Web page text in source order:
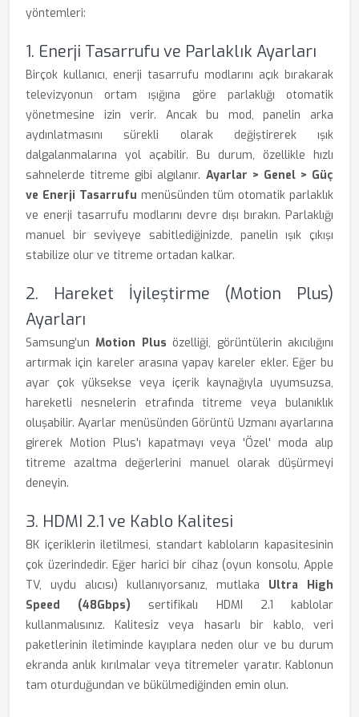
yöntemleri:
1. Enerji Tasarrufu ve Parlaklık Ayarları
Birçok kullanıcı, enerji tasarrufu modlarını açık bırakarak
televizyonun ortam ışığına göre parlaklığı otomatik
yönetmesine izin verir. Ancak bu mod, panelin arka
aydınlatmasını sürekli olarak değiştirerek ışık
dalgalanmalarına yol açabilir. Bu durum, özellikle hızlı
sahnelerde titreme gibi algılanır. Ayarlar > Genel > Güç
ve Enerji Tasarrufu menüsünden tüm otomatik parlaklık
ve enerji tasarrufu modlarını devre dışı bırakın. Parlaklığı
manuel bir seviyeye sabitlediğinizde, panelin ışık çıkışı
stabilize olur ve titreme ortadan kalkar.
2. Hareket İyileştirme (Motion Plus)
Ayarları
Samsung’unMotion Plus özelliği, görüntülerin akıcılığını
artırmak için kareler arasına yapay kareler ekler. Eğer bu
ayar çok yüksekse veya içerik kaynağıyla uyumsuzsa,
hareketli nesnelerin etrafında titreme veya bulanıklık
oluşabilir. Ayarlar menüsünden Görüntü Uzmanı ayarlarına
girerek Motion Plus'ı kapatmayı veya 'Özel' moda alıp
titreme azaltma değerlerini manuel olarak düşürmeyi
deneyin.
3. HDMI 2.1 ve Kablo Kalitesi
8K içeriklerin iletilmesi, standart kabloların kapasitesinin
çok üzerindedir. Eğer harici bir cihaz (oyun konsolu, Apple
TV, uydu alıcısı) kullanıyorsanız, mutlaka Ultra High
Speed (48Gbps) sertifikalı HDMI 2.1 kablolar
kullanmalısınız. Kalitesiz veya hasarlı bir kablo, veri
paketlerinin iletiminde kayıplara neden olur ve bu durum
ekranda anlık kırılmalar veya titremeler yaratır. Kablonun
tam oturduğundan ve bükülmediğinden emin olun.